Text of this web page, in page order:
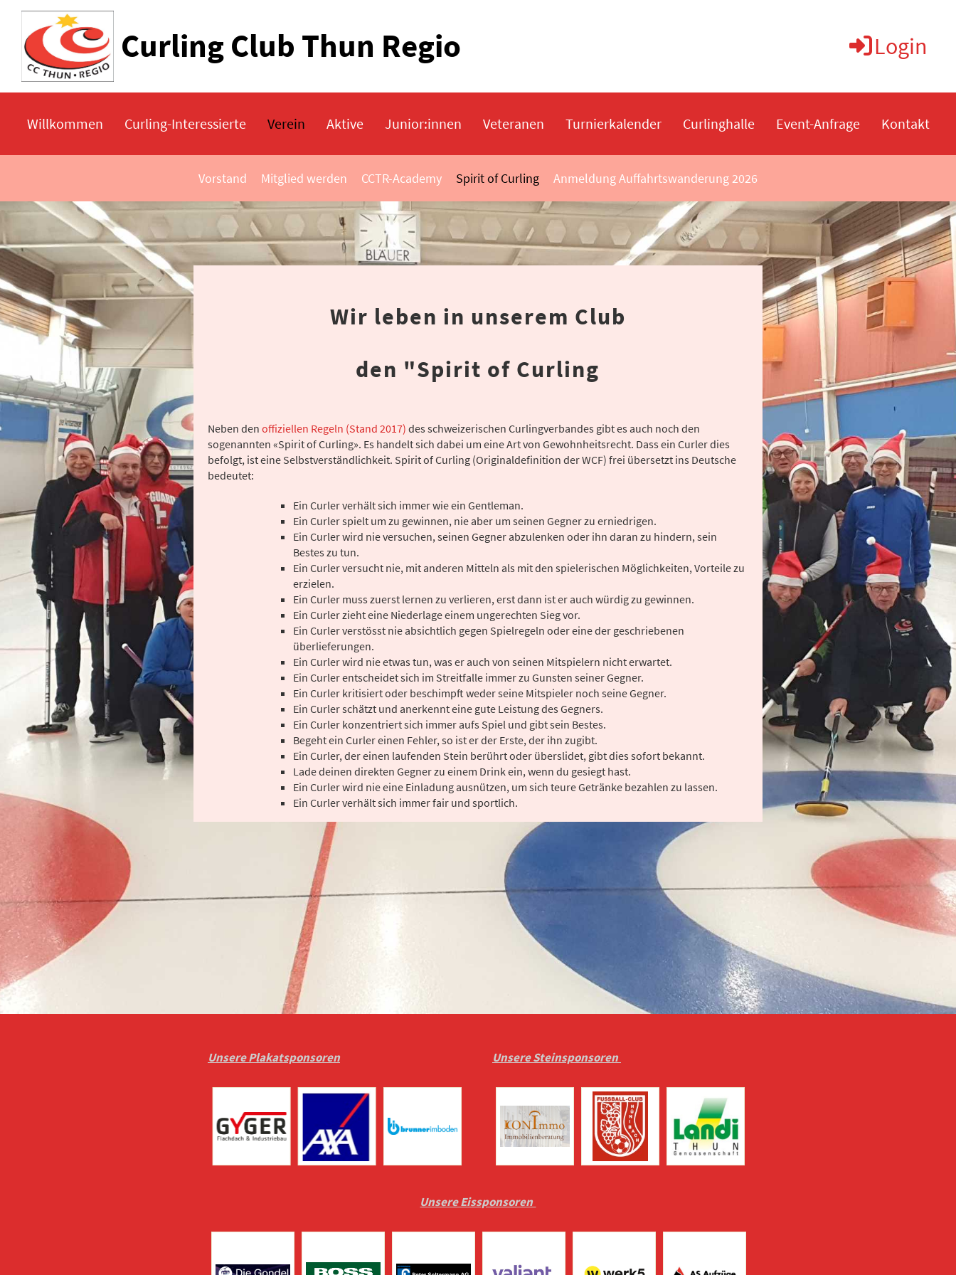
Curling Club Thun Regio Login
Willkommen Curling-Interessierte Verein Aktive Junior:innen Veteranen Turnierkalender Curlinghalle Event-Anfrage Kontakt
Vorstand Mitglied werden CCTR-Academy Spirit of Curling Anmeldung Auffahrtswanderung 2026
Wir leben in unserem Club
den "Spirit of Curling
Neben den offiziellen Regeln (Stand 2017) des schweizerischen Curlingverbandes gibt es auch noch den
sogenannten «Spirit of Curling». Es handelt sich dabei um eine Art von Gewohnheitsrecht. Dass ein Curler dies
befolgt, ist eine Selbstverständlichkeit. Spirit of Curling (Originaldefinition der WCF) frei übersetzt ins Deutsche
bedeutet:
Ein Curler verhält sich immer wie ein Gentleman.
Ein Curler spielt um zu gewinnen, nie aber um seinen Gegner zu erniedrigen.
Ein Curler wird nie versuchen, seinen Gegner abzulenken oder ihn daran zu hindern, sein
Bestes zu tun.
Ein Curler versucht nie, mit anderen Mitteln als mit den spielerischen Möglichkeiten, Vorteile zu
erzielen.
Ein Curler muss zuerst lernen zu verlieren, erst dann ist er auch würdig zu gewinnen.
Ein Curler zieht eine Niederlage einem ungerechten Sieg vor.
Ein Curler verstösst nie absichtlich gegen Spielregeln oder eine der geschriebenen
überlieferungen.
Ein Curler wird nie etwas tun, was er auch von seinen Mitspielern nicht erwartet.
Ein Curler entscheidet sich im Streitfalle immer zu Gunsten seiner Gegner.
Ein Curler kritisiert oder beschimpft weder seine Mitspieler noch seine Gegner.
Ein Curler schätzt und anerkennt eine gute Leistung des Gegners.
Ein Curler konzentriert sich immer aufs Spiel und gibt sein Bestes.
Begeht ein Curler einen Fehler, so ist er der Erste, der ihn zugibt.
Ein Curler, der einen laufenden Stein berührt oder überslidet, gibt dies sofort bekannt.
Lade deinen direkten Gegner zu einem Drink ein, wenn du gesiegt hast.
Ein Curler wird nie eine Einladung ausnützen, um sich teure Getränke bezahlen zu lassen.
Ein Curler verhält sich immer fair und sportlich.
Unsere Plakatsponsoren Unsere Steinsponsoren
Unsere Eissponsoren